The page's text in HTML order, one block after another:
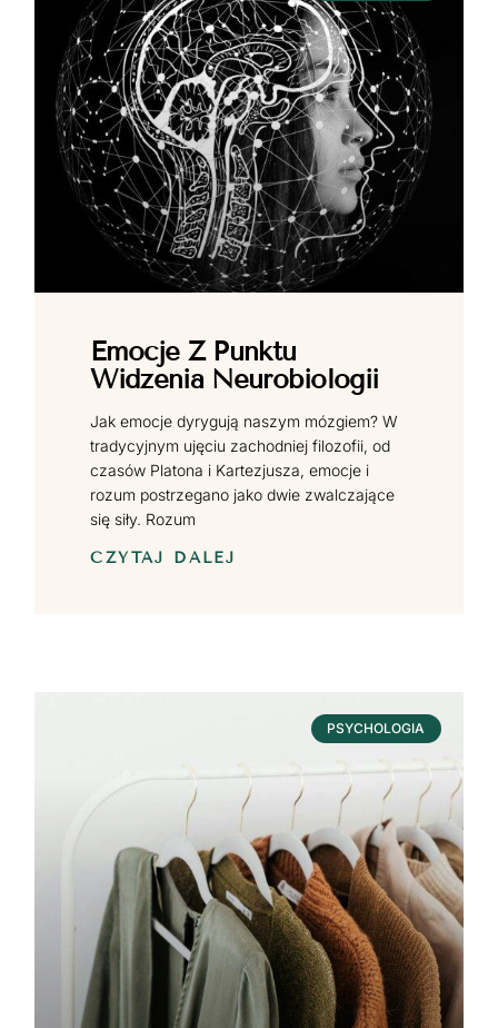
Emocje Z Punktu
Widzenia Neurobiologii
Jak emocje dyrygują naszym mózgiem? W
tradycyjnym ujęciu zachodniej filozofii, od
czasów Platona i Kartezjusza, emocje i
rozum postrzegano jako dwie zwalczające
się siły. Rozum
CZYTAJ DALEJ
PSYCHOLOGIA